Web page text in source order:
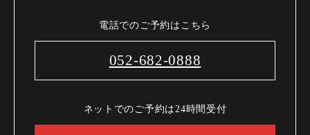
電話でのご予約はこちら
052-682-0888
ネットでのご予約は24時間受付